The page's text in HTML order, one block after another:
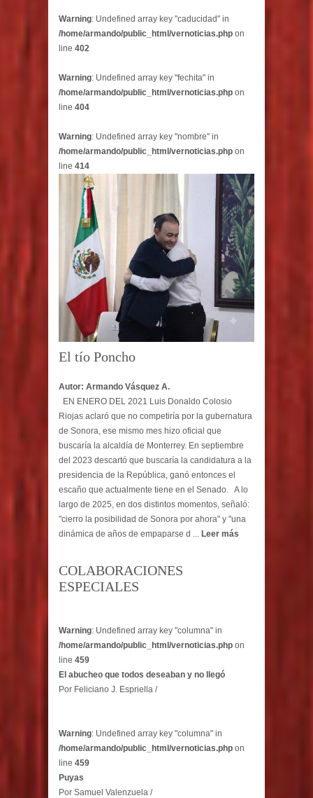
Warning: Undefined array key "caducidad" in
/home/armando/public_html/vernoticias.php on
line 402
Warning: Undefined array key "fechita" in
/home/armando/public_html/vernoticias.php on
line 404
Warning: Undefined array key "nombre" in
/home/armando/public_html/vernoticias.php on
line 414
El tío Poncho
Autor: Armando Vásquez A.
EN ENERO DEL 2021 Luis Donaldo Colosio
Riojas aclaró que no competiría por la gubernatura
de Sonora, ese mismo mes hizo oficial que
buscaría la alcaldía de Monterrey. En septiembre
del 2023 descartó que buscaría la candidatura a la
presidencia de la República, ganó entonces el
escaño que actualmente tiene en el Senado. A lo
largo de 2025, en dos distintos momentos, señaló:
"cierro la posibilidad de Sonora por ahora" y "una
dinámica de años de empaparse d ... Leer más
COLABORACIONES
ESPECIALES
Warning: Undefined array key "columna" in
/home/armando/public_html/vernoticias.php on
line 459
El abucheo que todos deseaban y no llegó
Por Feliciano J. Espriella /
Warning: Undefined array key "columna" in
/home/armando/public_html/vernoticias.php on
line 459
Puyas
Por Samuel Valenzuela /